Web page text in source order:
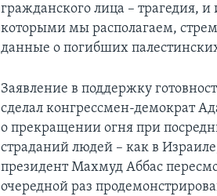
гражданского лица – трагедия,
которыми мы располагаем,
данные о погибших
Заявление в поддержку
сделал конгрессмен-демократ
о прекращении огня при
страданий людей – как в
президент Махмуд Аббас
очередной раз